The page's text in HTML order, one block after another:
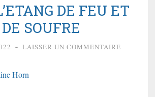
DE FEU ET
DE SOUFRE
~ LAISSER UN COMMENTAIRE
Horn